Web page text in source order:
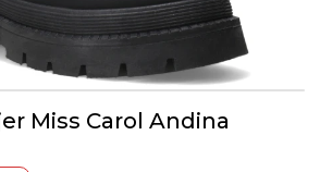
Miss Carol Andina